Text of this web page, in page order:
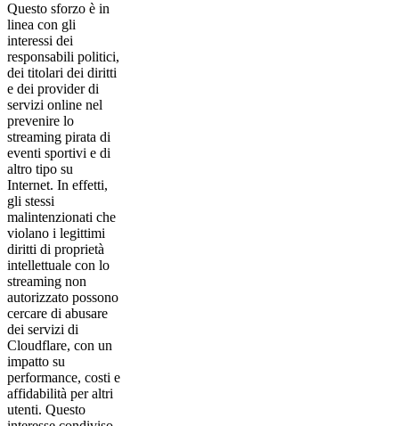
Questo sforzo è in
linea con gli
interessi dei
responsabili politici,
dei titolari dei diritti
e dei provider di
servizi online nel
prevenire lo
streaming pirata di
eventi sportivi e di
altro tipo su
Internet. In effetti,
gli stessi
malintenzionati che
violano i legittimi
diritti di proprietà
intellettuale con lo
streaming non
autorizzato possono
cercare di abusare
dei servizi di
Cloudflare, con un
impatto su
performance, costi e
affidabilità per altri
utenti. Questo